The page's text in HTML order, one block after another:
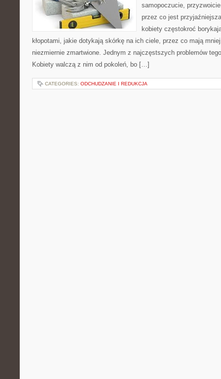
samopoczucie,
przez co jest
kobiety częstokroć
kłopotami, jakie dotykają skórkę na ich ciele, przez co mają
niezmiernie zmartwione. Jednym z najczęstszych problemów
Kobiety walczą z nim od pokoleń, bo […]
CATEGORIES: ODCHUDZANIE I REDUKCJA